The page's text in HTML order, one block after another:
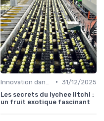
• 31/12/2025
Les secrets du lychee litchi :
un fruit exotique fascinant